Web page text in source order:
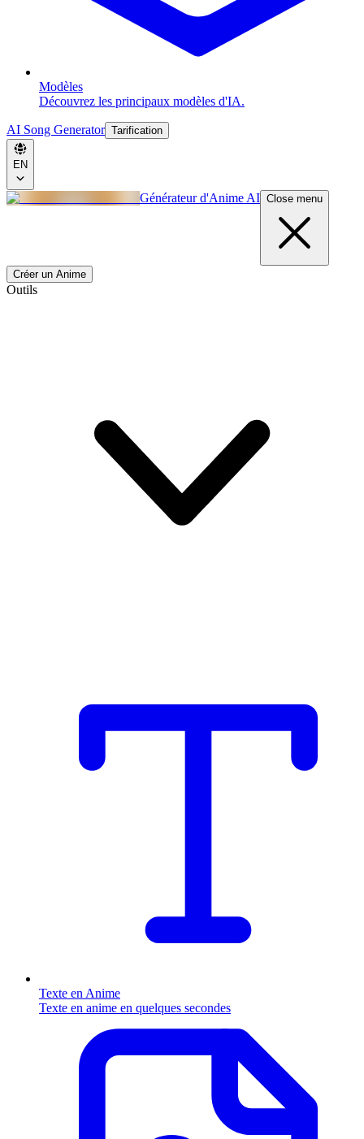
Modèles
Découvrez les principaux modèles d'IA.
AI Song Generator Tarification
EN
Générateur d'Anime AI Close menu
Créer un Anime
Outils
Texte en Anime
Texte en anime en quelques secondes